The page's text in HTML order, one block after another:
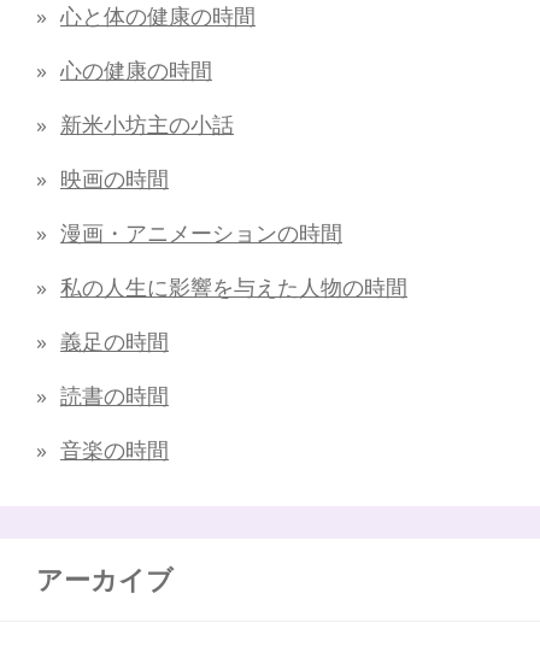
心と体の健康の時間
心の健康の時間
新米小坊主の小話
映画の時間
漫画・アニメーションの時間
私の人生に影響を与えた人物の時間
義足の時間
読書の時間
音楽の時間
アーカイブ